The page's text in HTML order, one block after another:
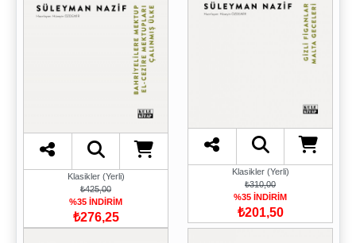
Klasikler (Yerli)
₺425,00
%35 İNDİRİM
₺276,25
Klasikler (Yerli)
₺310,00
%35 İNDİRİM
₺201,50